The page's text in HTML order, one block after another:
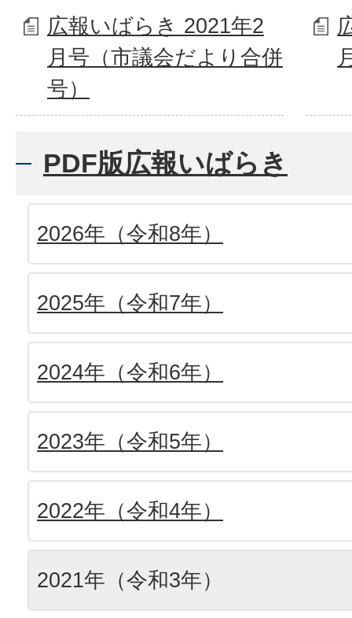
広報いばらき 2021年2
月号（市議会だより合併
号）
PDF版広報いばらき
2026年（令和8年）
2025年（令和7年）
2024年（令和6年）
2023年（令和5年）
2022年（令和4年）
2021年（令和3年）